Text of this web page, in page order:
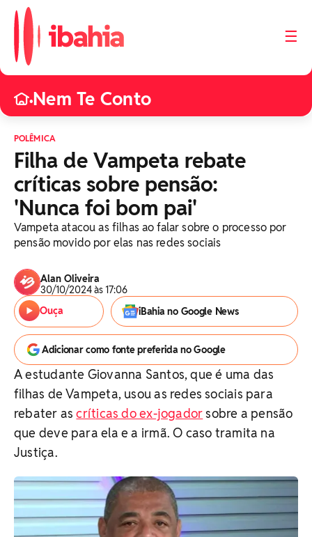
☰
•Nem Te Conto
POLÊMICA
Filha de Vampeta rebate
críticas sobre pensão:
'Nunca foi bom pai'
Vampeta atacou as filhas ao falar sobre o processo por
pensão movido por elas nas redes sociais
Alan Oliveira
30/10/2024 às 17:06
Ouça
iBahia no Google News
Adicionar como fonte preferida no Google
A estudante Giovanna Santos, que é uma das
filhas de Vampeta, usou as redes sociais para
rebater ascríticas do ex-jogadorsobre a pensão
que deve para ela e a irmã. O caso tramita na
Justiça.